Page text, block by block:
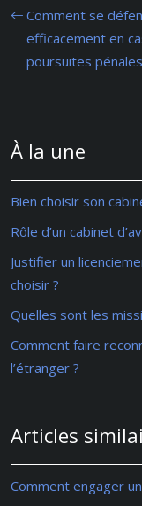
Comment se
efficacement en
poursuites
À la une
Bien choisir son
Rôle d’un cabinet
Justifier un
choisir ?
Quelles sont les
Comment faire
l’étranger ?
Articles
Comment engager